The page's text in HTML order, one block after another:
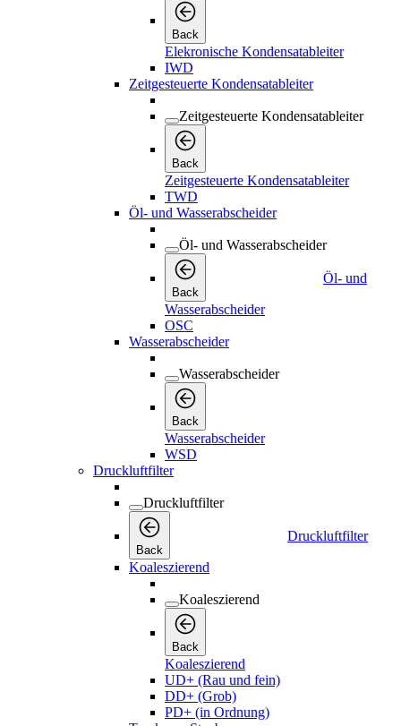
Back
Elekronische Kondensatableiter
IWD
Zeitgesteuerte Kondensatableiter
Zeitgesteuerte Kondensatableiter
Back
Zeitgesteuerte Kondensatableiter
TWD
Öl- und Wasserabscheider
Öl- und Wasserabscheider
Back
Öl- und
Wasserabscheider
OSC
Wasserabscheider
Wasserabscheider
Back
Wasserabscheider
WSD
Druckluftfilter
Druckluftfilter
Back
Druckluftfilter
Koaleszierend
Koaleszierend
Back
Koaleszierend
UD+ (Rau und fein)
DD+ (Grob)
PD+ (in Ordnung)